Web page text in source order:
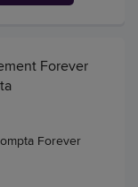
Forever
Forever